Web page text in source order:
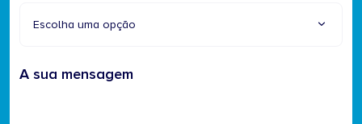
Escolha uma opção
A sua mensagem